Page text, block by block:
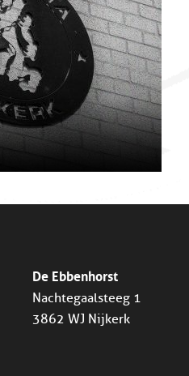
De Ebbenhorst
Nachtegaalsteeg 1
3862 WJ Nijkerk